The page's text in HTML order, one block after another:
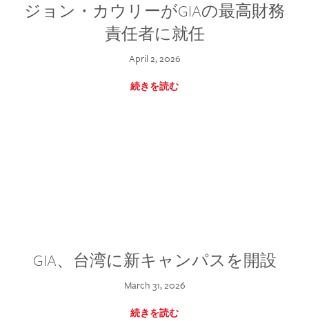
ジョン・カウリーがGIAの最高財務
責任者に就任
April 2, 2026
続きを読む
GIA、台湾に新キャンパスを開設
March 31, 2026
続きを読む